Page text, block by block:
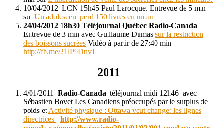
10/04/2012 LCN 15h45 Paul Larocque. Entrevue de 5 min
surUn adolescent perd 150 livres en un an
24/04/2012 18h30 Téléjournal Québec Radio-Canada
Entrevue de 3 min avec Guillaume Dumas sur la restriction
des boissons sucrées Vidéo à partir de 27:40 min
http://fb.me/21lP9DnvT
2011
4/01/2011 Radio-Canada téléjournal midi 12h46 avec
Sébastien Bovet Les Canadiens préoccupés par le surplus de
poids et Activité physique : Ottawa veut changer les lignes
directrices
http://www.radio-